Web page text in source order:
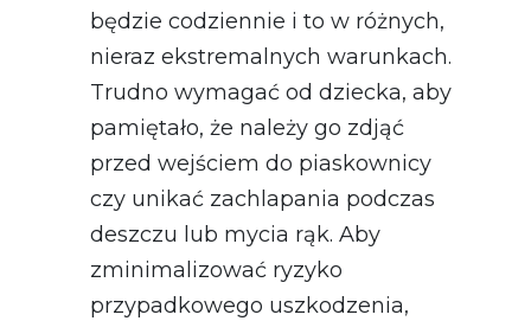
będzie codziennie i to w różnych,
nieraz ekstremalnych warunkach.
Trudno wymagać od dziecka, aby
pamiętało, że należy go zdjąć
przed wejściem do piaskownicy
czy unikać zachlapania podczas
deszczu lub mycia rąk. Aby
zminimalizować ryzyko
przypadkowego uszkodzenia,